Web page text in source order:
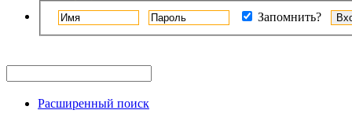
Запомнить?
Расширенный поиск